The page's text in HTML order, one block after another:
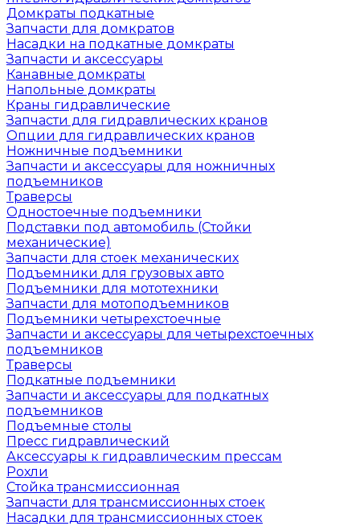
Домкраты подкатные
Запчасти для домкратов
Насадки на подкатные домкраты
Запчасти и аксессуары
Канавные домкраты
Напольные домкраты
Краны гидравлические
Запчасти для гидравлических кранов
Опции для гидравлических кранов
Ножничные подъемники
Запчасти и аксессуары для ножничных
подъемников
Траверсы
Одностоечные подъемники
Подставки под автомобиль (Стойки
механические)
Запчасти для стоек механических
Подъемники для грузовых авто
Подъемники для мототехники
Запчасти для мотоподъемников
Подъемники четырехстоечные
Запчасти и аксессуары для четырехстоечных
подъемников
Траверсы
Подкатные подъемники
Запчасти и аксессуары для подкатных
подъемников
Подъемные столы
Пресс гидравлический
Аксессуары к гидравлическим прессам
Рохли
Стойка трансмиссионная
Запчасти для трансмиссионных стоек
Насадки для трансмиссионных стоек